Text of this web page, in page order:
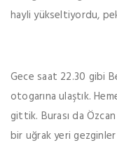
hayli yükseltiyordu,
Gece saat 22.30 gibi
otogarına ulaştık.
gittik. Burası da
bir uğrak yeri